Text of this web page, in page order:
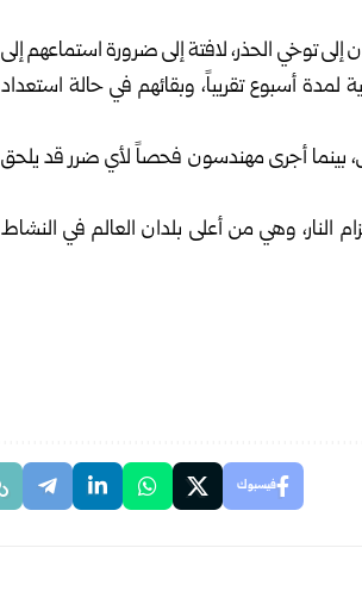
إلى توخي الحذر، لافتة إلى ضرورة استماعهم إلى
لمدة أسبوع تقريباً، وبقائهم في حالة استعداد
بينما أجرى مهندسون فحصاً لأي ضرر قد يلحق
النار، وهي من أعلى بلدان العالم في النشاط
فيسبوك